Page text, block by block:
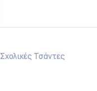
Σχολικές Τσάντες